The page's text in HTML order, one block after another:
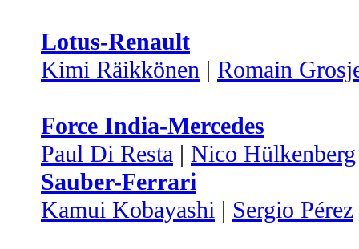
Lotus-Renault
Kimi Räikkönen | Romain
Force India-Mercedes
Paul Di Resta | Nico Hülkenberg
Sauber-Ferrari
Kamui Kobayashi | Sergio Pérez